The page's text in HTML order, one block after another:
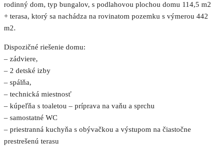
rodinný dom, typ bungalov, s podlahovou plochou domu 114,5 m2
+ terasa, ktorý sa nachádza na rovinatom pozemku s výmerou 442
m2.
Dispozičné riešenie domu:
– zádviere,
– 2 detské izby
– spálňa,
– technická miestnosť
– kúpeľňa s toaletou – príprava na vaňu a sprchu
– samostatné WC
– priestranná kuchyňa s obývačkou a výstupom na čiastočne
prestrešenú terasu